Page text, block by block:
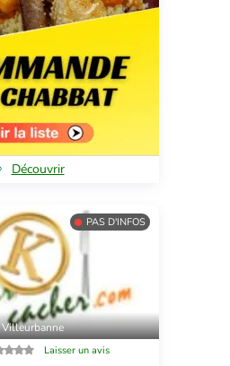
Découvrir
PAS D'INFOS
Villeurbanne
Laisser un avis